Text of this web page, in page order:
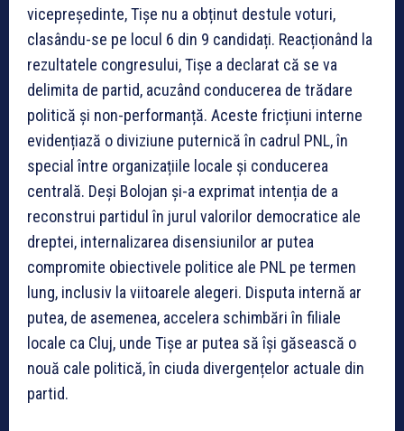
vicepreședinte, Tișe nu a obținut destule voturi,
clasându-se pe locul 6 din 9 candidați. Reacționând la
rezultatele congresului, Tișe a declarat că se va
delimita de partid, acuzând conducerea de trădare
politică și non-performanță. Aceste fricțiuni interne
evidențiază o diviziune puternică în cadrul PNL, în
special între organizațiile locale și conducerea
centrală. Deși Bolojan și-a exprimat intenția de a
reconstrui partidul în jurul valorilor democratice ale
dreptei, internalizarea disensiunilor ar putea
compromite obiectivele politice ale PNL pe termen
lung, inclusiv la viitoarele alegeri. Disputa internă ar
putea, de asemenea, accelera schimbări în filiale
locale ca Cluj, unde Tișe ar putea să își găsească o
nouă cale politică, în ciuda divergențelor actuale din
partid.